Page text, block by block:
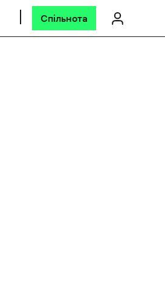
Спільнота